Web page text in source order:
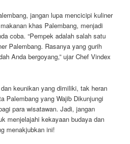
jangan lupa mencicipi kuliner
khas Palembang, menjadi
coba. “Pempek adalah salah satu
Palembang. Rasanya yang gurih
Anda bergoyang,” ujar Chef Vindex
keunikan yang dimiliki, tak heran
Palembang yang Wajib Dikunjungi
para wisatawan. Jadi, jangan
menjelajahi kekayaan budaya dan
menakjubkan ini!